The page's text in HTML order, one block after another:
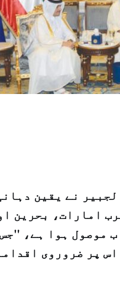
نے یقین
امارات، بحرین
موصول ہوا ہے،
پر ضروروی